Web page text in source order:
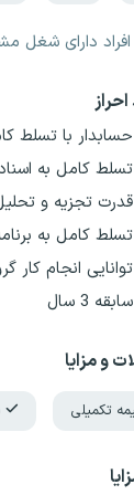
دارای شغل
حسابدار با تسلط
تسلط کامل به
قدرت تجزیه و
تسلط کامل به
توانایی انجام
سابقه 3 سال
و مزایا
تکمیلی